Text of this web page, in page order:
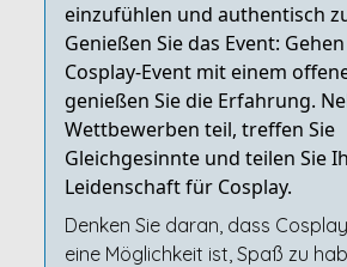
einzufühlen und authentisch
Genießen Sie das Event:
Cosplay-Event mit einem
genießen Sie die Erfahrung.
Wettbewerben teil, treffen Sie
Gleichgesinnte und teilen Sie
Leidenschaft für Cosplay.
Denken Sie daran, dass
eine Möglichkeit ist, Spaß zu